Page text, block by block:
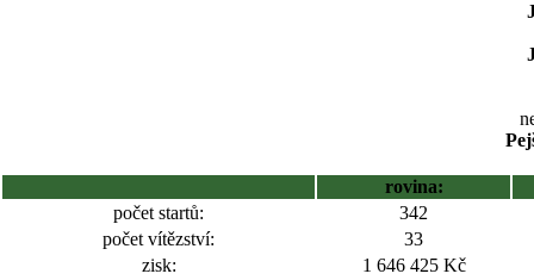
rovina:
počet startů:
342
počet vítězství:
33
zisk:
1 646 425 Kč